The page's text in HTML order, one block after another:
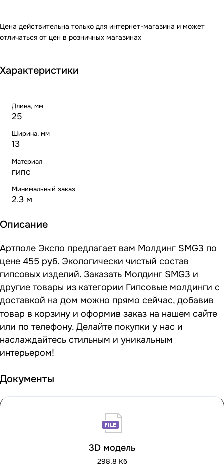
Цена действительна только для интернет-магазина и может
отличаться от цен в розничных магазинах
Характеристики
Длина, мм
25
Ширина, мм
13
Материал
гипс
Минимальный заказ
2.3 м
Описание
Артполе Экспо предлагает вам Молдинг SMG3 по
цене 455 руб. Экологически чистый состав
гипсовых изделий. Заказать Молдинг SMG3 и
другие товары из категории Гипсовые молдинги с
доставкой на дом можно прямо сейчас, добавив
товар в корзину и оформив заказ на нашем сайте
или по телефону. Делайте покупки у нас и
наслаждайтесь стильным и уникальным
интерьером!
Документы
3D модель
298,8 Кб